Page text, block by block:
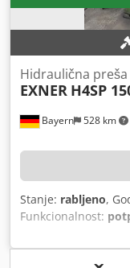
Bayern 528 km
Hidraulična preša
EXNER H4SP
Stanje: rabljeno,
Funkcionalnost:
ukupna visina: